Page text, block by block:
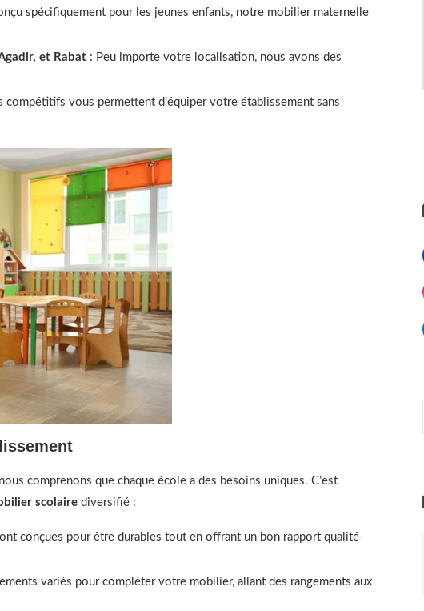
spécifiquement pour les jeunes enfants, notre mobilier maternelle
et Rabat : Peu importe votre localisation, nous avons des
compétitifs vous permettent d’équiper votre établissement sans
comprenons que chaque école a des besoins uniques. C’est
scolaire diversifié :
conçues pour être durables tout en offrant un bon rapport qualité-
variés pour compléter votre mobilier, allant des rangements aux